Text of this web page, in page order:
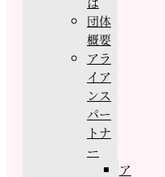
団体
概要
アラ
イア
ンス
パー
トナ
ー
ア